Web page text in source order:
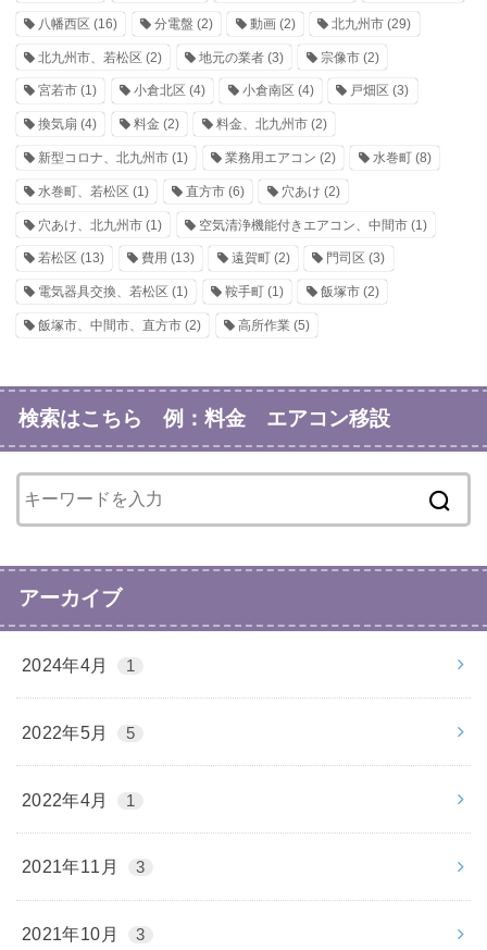
八幡西区 (16) 分電盤 (2) 動画(2) 北九州市 (29)
北九州市、若松区 (2) 地元の業者(3) 宗像市(2)
宮若市 (1) 小倉北区 (4) 小倉南区 (4) 戸畑区 (3)
換気扇 (4) 料金 (2) 料金、北九州市(2)
新型コロナ、北九州市 (1) 業務用エアコン (2) 水巻町(8)
水巻町、若松区 (1) 直方市(6) 穴あけ (2)
穴あけ、北九州市 (1) 空気清浄機能付きエアコン、中間市(1)
若松区 (13) 費用 (13) 遠賀町(2) 門司区 (3)
電気器具交換、若松区 (1) 鞍手町(1) 飯塚市(2)
飯塚市、中間市、直方市 (2) 高所作業(5)
検索はこちら 例：料金 エアコン移設
アーカイブ
2024年4月 1
2022年5月 5
2022年4月 1
2021年11月 3
2021年10月 3